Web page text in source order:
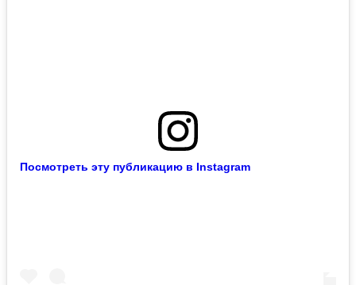
Посмотреть эту публикацию в Instagram